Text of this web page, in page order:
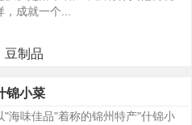
成就一个...
豆制品
锦小菜
"海味佳品"着称的锦州特产"什锦小